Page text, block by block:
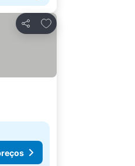
Partilhar
Adicionar aos